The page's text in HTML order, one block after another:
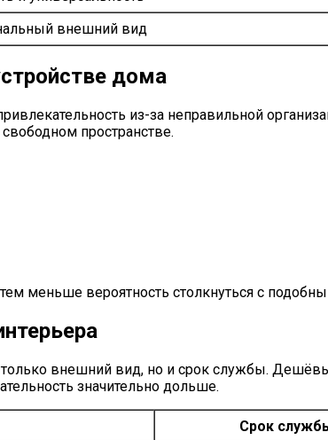
внешний вид
дома
из-за неправильной
пространстве.
меньше вероятность столкнуться с
внешний вид, но и срок службы.
значительно дольше.
Срок